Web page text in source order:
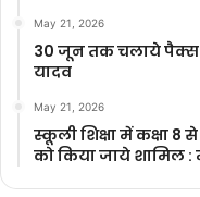
May 21, 2026
30 जून तक चलाये पैक्स
यादव
May 21, 2026
स्कूली शिक्षा में कक्षा
को किया जाये शामिल :